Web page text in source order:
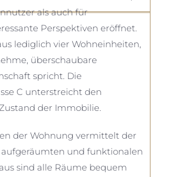
als auch für
Perspektiven eröffnet.
lediglich vier Wohneinheiten,
überschaubare
spricht. Die
C unterstreicht den
der Immobilie.
der Wohnung vermittelt der
und funktionalen
sind alle Räume bequem